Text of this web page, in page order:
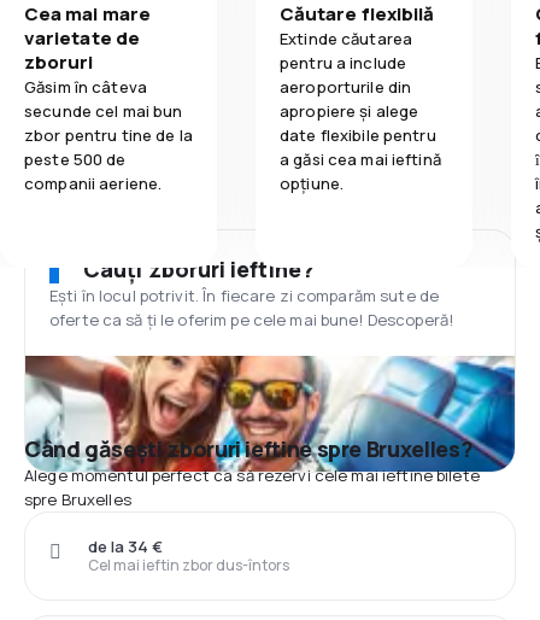
Cea mai mare
varietate de
zboruri
Găsim în câteva
secunde cel mai bun
zbor pentru tine de la
peste 500 de
companii aeriene.
Căutare flexibilă
Extinde căutarea
pentru a include
aeroporturile din
apropiere și alege
date flexibile pentru
a găsi cea mai ieftină
opțiune.
Cauți zboruri ieftine?
Ești în locul potrivit. În fiecare zi comparăm sute de
oferte ca să ți le oferim pe cele mai bune! Descoperă!
Când găsești zboruri ieftine spre Bruxelles?
Alege momentul perfect ca să rezervi cele mai ieftine bilete
spre Bruxelles
Cel mai ieftin zbor dus-întors
de la 34 €